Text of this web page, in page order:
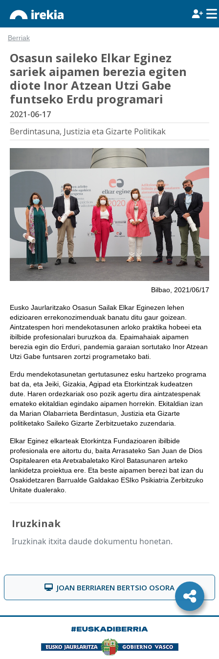
Berriak
Osasun saileko Elkar Eginez
sariek aipamen berezia egiten
diote Inor Atzean Utzi Gabe
funtseko Erdu programari
2021-06-17
Berdintasuna, Justizia eta Gizarte Politikak
Bilbao, 2021/06/17
Eusko Jaurlaritzako Osasun Sailak Elkar Eginezen lehen
edizioaren errekonozimenduak banatu ditu gaur goizean.
Aintzatespen hori mendekotasunen arloko praktika hobeei eta
ibilbide profesionalari buruzkoa da. Epaimahaiak aipamen
berezia egin dio Erduri, pandemia garaian sortutako Inor Atzean
Utzi Gabe funtsaren zortzi programetako bati.
Erdu mendekotasunetan gertutasunez esku hartzeko programa
bat da, eta Jeiki, Gizakia, Agipad eta Etorkintzak kudeatzen
dute. Haren ordezkariak oso pozik agertu dira aintzatespenak
emateko ekitaldian egindako aipamen horrekin. Ekitaldian izan
da Marian Olabarrieta Berdintasun, Justizia eta Gizarte
politiketako Saileko Gizarte Zerbitzuetako zuzendaria.
Elkar Eginez elkarteak Etorkintza Fundazioaren ibilbide
profesionala ere aitortu du, baita Arrasateko San Juan de Dios
Ospitalearen eta Aretxabaletako Kirol Batasunaren arteko
lankidetza proiektua ere. Eta beste aipamen berezi bat izan du
Osakidetzaren Barrualde Galdakao ESIko Psikiatria Zerbitzuko
Unitate dualerako.
Iruzkinak
Iruzkinak itxita daude dokumentu honetan.
JOAN BERRIAREN BERTSIO OSORA